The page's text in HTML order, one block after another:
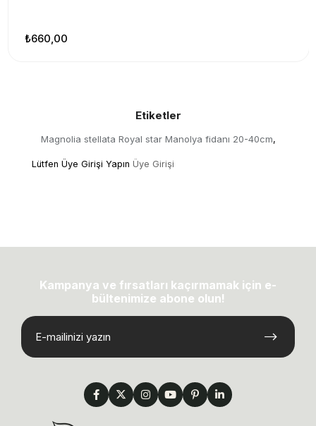
₺660,00
Etiketler
Magnolia stellata Royal star Manolya fidanı 20-40cm,
Lütfen Üye Girişi Yapın Üye Girişi
Kampanya ve fırsatları kaçırmamak için e-
bültenimize abone olun!